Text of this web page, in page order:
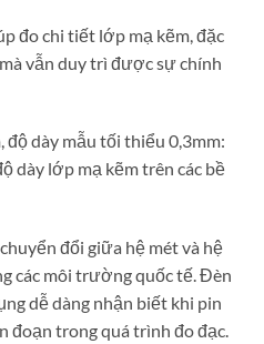
đo chi tiết lớp mạ kẽm, đặc
vẫn duy trì được sự chính
dày mẫu tối thiểu 0,3mm:
dày lớp mạ kẽm trên các bề
đổi giữa hệ mét và hệ
các môi trường quốc tế. Đèn
dễ dàng nhận biết khi pin
đoạn trong quá trình đo đạc.